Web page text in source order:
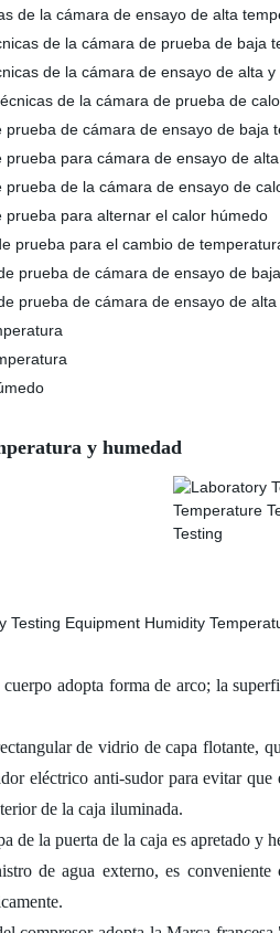
de la cámara de ensayo de alta
de la cámara de prueba de baja
de la cámara de ensayo de alta
de la cámara de prueba de
de cámara de ensayo de baja
para cámara de ensayo de
de la cámara de ensayo de
para alternar el calor húmedo
prueba para el cambio de
prueba de cámara de ensayo de
prueba de cámara de ensayo de
temperatura y
adopta forma de arco; la
de vidrio de capa flotante,
eléctrico anti-sudor para evitar
de la caja iluminada.
de la puerta de la caja es apretado y
de agua externo, es